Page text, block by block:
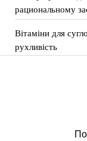
рациональному
Вітаміни для
рухливість